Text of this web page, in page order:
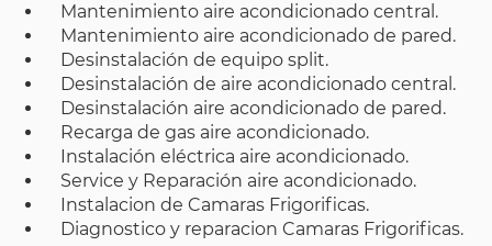
Mantenimiento aire acondicionado central.
Mantenimiento aire acondicionado de pared.
Desinstalación de equipo split.
Desinstalación de aire acondicionado central.
Desinstalación aire acondicionado de pared.
Recarga de gas aire acondicionado.
Instalación eléctrica aire acondicionado.
Service y Reparación aire acondicionado.
Instalacion de Camaras Frigorificas.
Diagnostico y reparacion Camaras Frigorificas.